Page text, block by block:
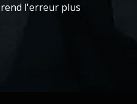
l'erreur plus